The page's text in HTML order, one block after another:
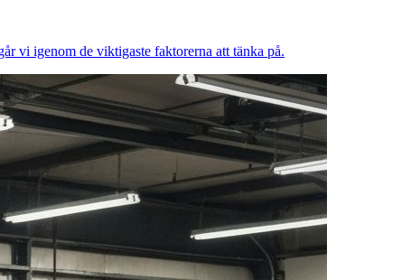
vi igenom de viktigaste faktorerna att tänka på.